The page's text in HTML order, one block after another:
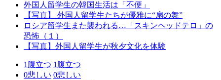
外国人留学生の韓国生活は「不便」
【写真】 外国人留学生たちが優雅に“扇の舞”
ロシア留学生また襲われる…「スキンヘッドテロ」の
恐怖（１）
【写真】外国人留学生が秋夕文化を体験
1 腹立つ 1 腹立つ
0悲しい 0悲しい